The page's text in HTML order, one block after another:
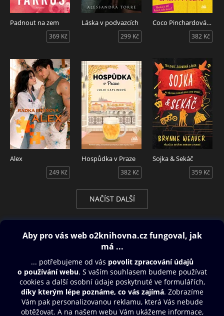
Padnout na zem
369 Kč
Láska v podvazcích
299 Kč
Coco Pinchardová: Následky lásky a sexu
382 Kč
Alex
249 Kč
Hospůdka v Praze
382 Kč
Sojka & Sekáč
359 Kč
NAČÍST DALŠÍ
Obsah ke stažení
Moje O2 Knihovna
Další zábava